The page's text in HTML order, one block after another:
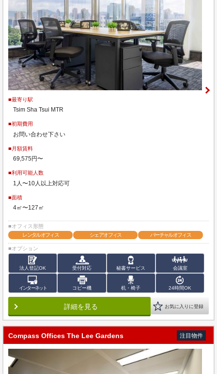
■最寄り駅
Tsim Sha Tsui MTR
■初期費用
お問い合わせ下さい
■月額賃料
69,575円〜
■利用可能人数
1人〜10人以上対応可
■面積
4㎡〜127㎡
■オフィス形態
レンタルオフィス
シェアオフィス バーチャルオフィス
■オプション
法人登記OK 受付対応 秘書サービス 会議室
インターネット コピー機 机・椅子 24時間OK
詳細を見る お気に入りに登録
Compass Offices The Lee Gardens 注目物件